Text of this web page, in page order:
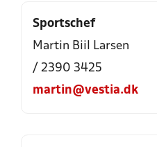
Sportschef
Martin Biil Larsen
/ 2390 3425
martin@vestia.dk